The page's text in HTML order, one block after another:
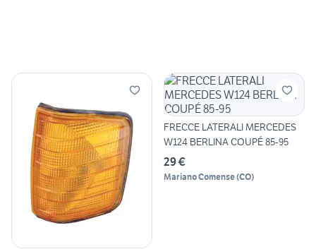
FRECCE LATERALI MERCEDES
W124 BERLINA COUPÉ 85-95
29 €
Mariano Comense(CO)